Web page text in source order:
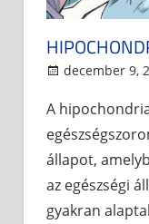
december 9,
A
állapot,
az egészségi
gyakran